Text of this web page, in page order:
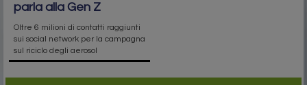
parla alla Gen Z
Oltre 6 milioni di contatti raggiunti
sui social network per la campagna
sul riciclo degli aerosol